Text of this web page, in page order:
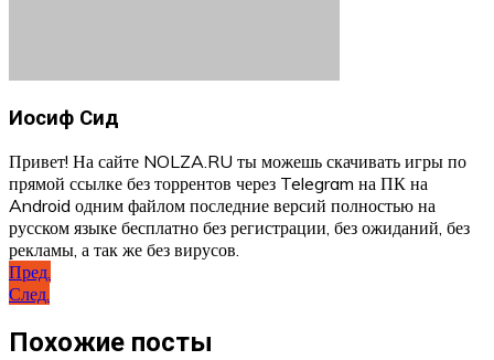
Иосиф Сид
Привет! На сайте NOLZA.RU ты можешь скачивать игры по
прямой ссылке без торрентов через Telegram на ПК на
Android одним файлом последние версий полностью на
русском языке бесплатно без регистрации, без ожиданий, без
рекламы, а так же без вирусов.
Навигация
по
записям
Пред.
След.
Похожие посты